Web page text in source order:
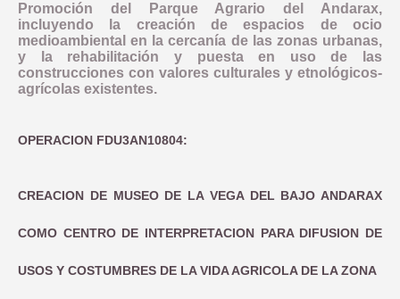
LINEA 8: COMUNICACION EDUSI
Promoción del Parque Agrario del Andarax,
incluyendo la creación de espacios de ocio
medioambiental en la cercanía de las zonas urbanas,
y la rehabilitación y puesta en uso de las
construcciones con valores culturales y etnológicos-
agrícolas existentes.
OPERACION FDU3AN10804:
CREACION DE MUSEO DE LA VEGA DEL BAJO ANDARAX
COMO CENTRO DE INTERPRETACION PARA DIFUSION DE
USOS Y COSTUMBRES DE LA VIDA AGRICOLA DE LA ZONA